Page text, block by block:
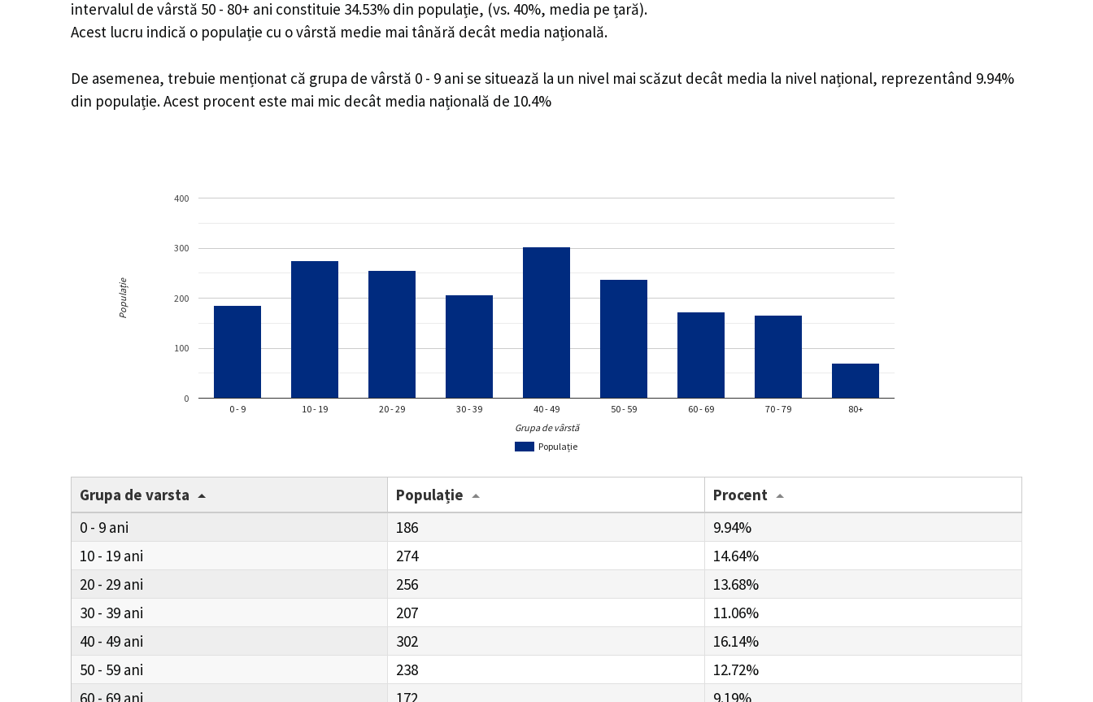
intervalul de vârstă 50 - 80+ ani constituie 34.53% din populație, (vs. 40%, media pe țară).
Acest lucru indică o populație cu o vârstă medie mai tânără decât media națională.
De asemenea, trebuie menționat că grupa de vârstă 0 - 9 ani se situează la un nivel mai scăzut decât media la nivel național, reprezentând 9.94%
din populație. Acest procent este mai mic decât media națională de 10.4%
Populație
0 - 9 10 - 19 20 - 29 30 - 39 40 - 49 50 - 59 60 - 69 70 - 79 80+
0
100
200
300
400
Grupa de vârstă
Populație
Grupa de varsta Populație
Procent
0 - 9
186
9.94%
10 - 19
274
14.64%
20 - 29
256
13.68%
30 - 39
207
11.06%
40 - 49
302
16.14%
50 - 59
238
12.72%